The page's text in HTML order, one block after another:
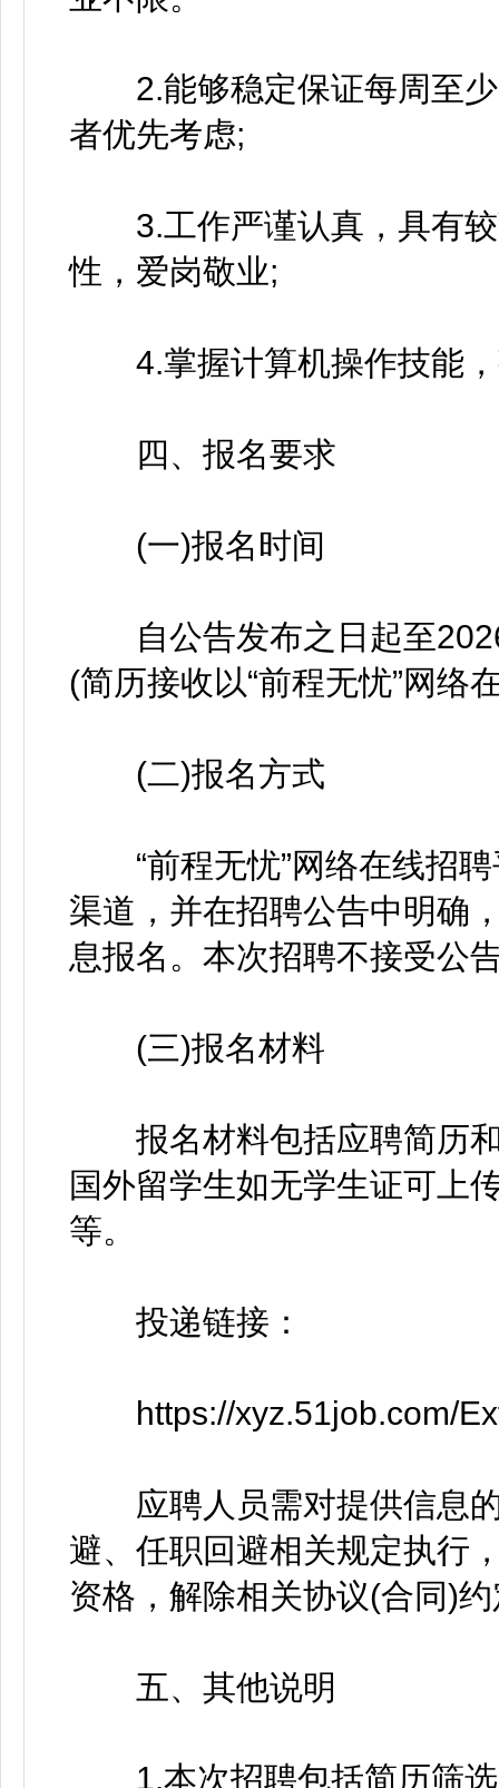
2.能够稳定保证每周至少
者优先考虑;
3.工作严谨认真，具有较
性，爱岗敬业;
4.掌握计算机操作技能，
四、报名要求
(一)报名时间
自公告发布之日起至
(简历接收以“前程无忧”网络
(二)报名方式
“前程无忧”网络在线招聘
渠道，并在招聘公告中明确
息报名。本次招聘不接受公
(三)报名材料
报名材料包括应聘简历和
国外留学生如无学生证可上
等。
投递链接：
https://xyz.51job.com/
应聘人员需对提供信息的
避、任职回避相关规定执行
资格，解除相关协议(合同)
五、其他说明
1.本次招聘包括简历筛选